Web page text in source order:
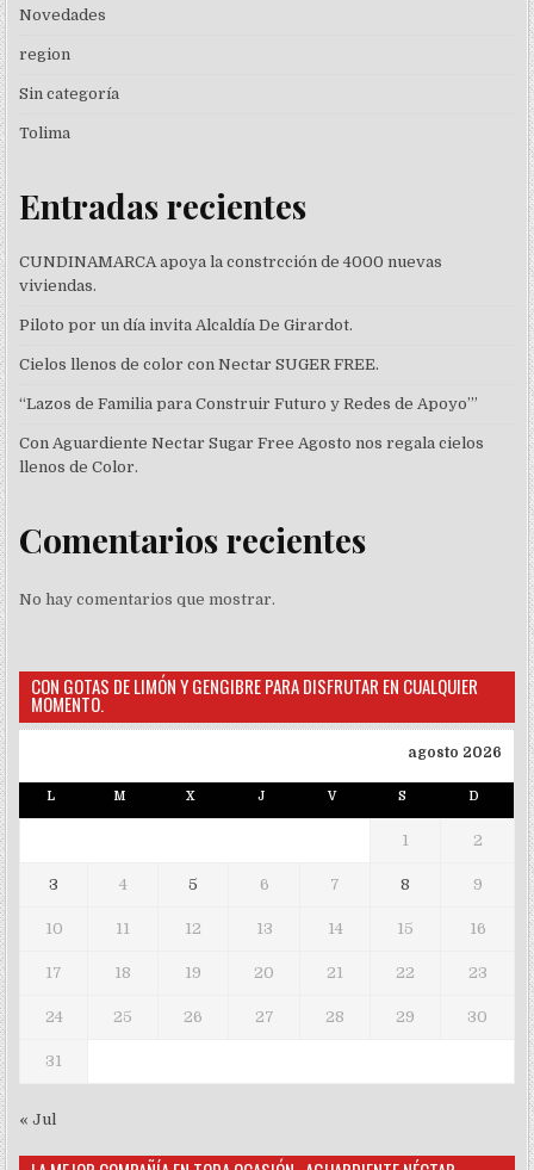
Novedades
region
Sin categoría
Tolima
Entradas recientes
CUNDINAMARCA apoya la constrcción de 4000 nuevas
viviendas.
Piloto por un día invita Alcaldía De Girardot.
Cielos llenos de color con Nectar SUGER FREE.
“Lazos de Familia para Construir Futuro y Redes de Apoyo’”
Con Aguardiente Nectar Sugar Free Agosto nos regala cielos
llenos de Color.
Comentarios recientes
No hay comentarios que mostrar.
CON GOTAS DE LIMÓN Y GENGIBRE PARA DISFRUTAR EN CUALQUIER
MOMENTO.
agosto 2026
L M X J V S D
1 2
3 4 5 6 7 8 9
10 11 12 13 14 15 16
17 18 19 20 21 22 23
24 25 26 27 28 29 30
31
« Jul